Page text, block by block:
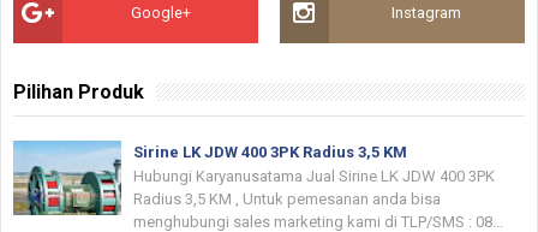
Google+ Instagram
Pilihan Produk
Sirine LK JDW 400 3PK Radius 3,5 KM
Hubungi Karyanusatama Jual Sirine LK JDW 400 3PK
Radius 3,5 KM , Untuk pemesanan anda bisa
menghubungi sales marketing kami di TLP/SMS : 08...